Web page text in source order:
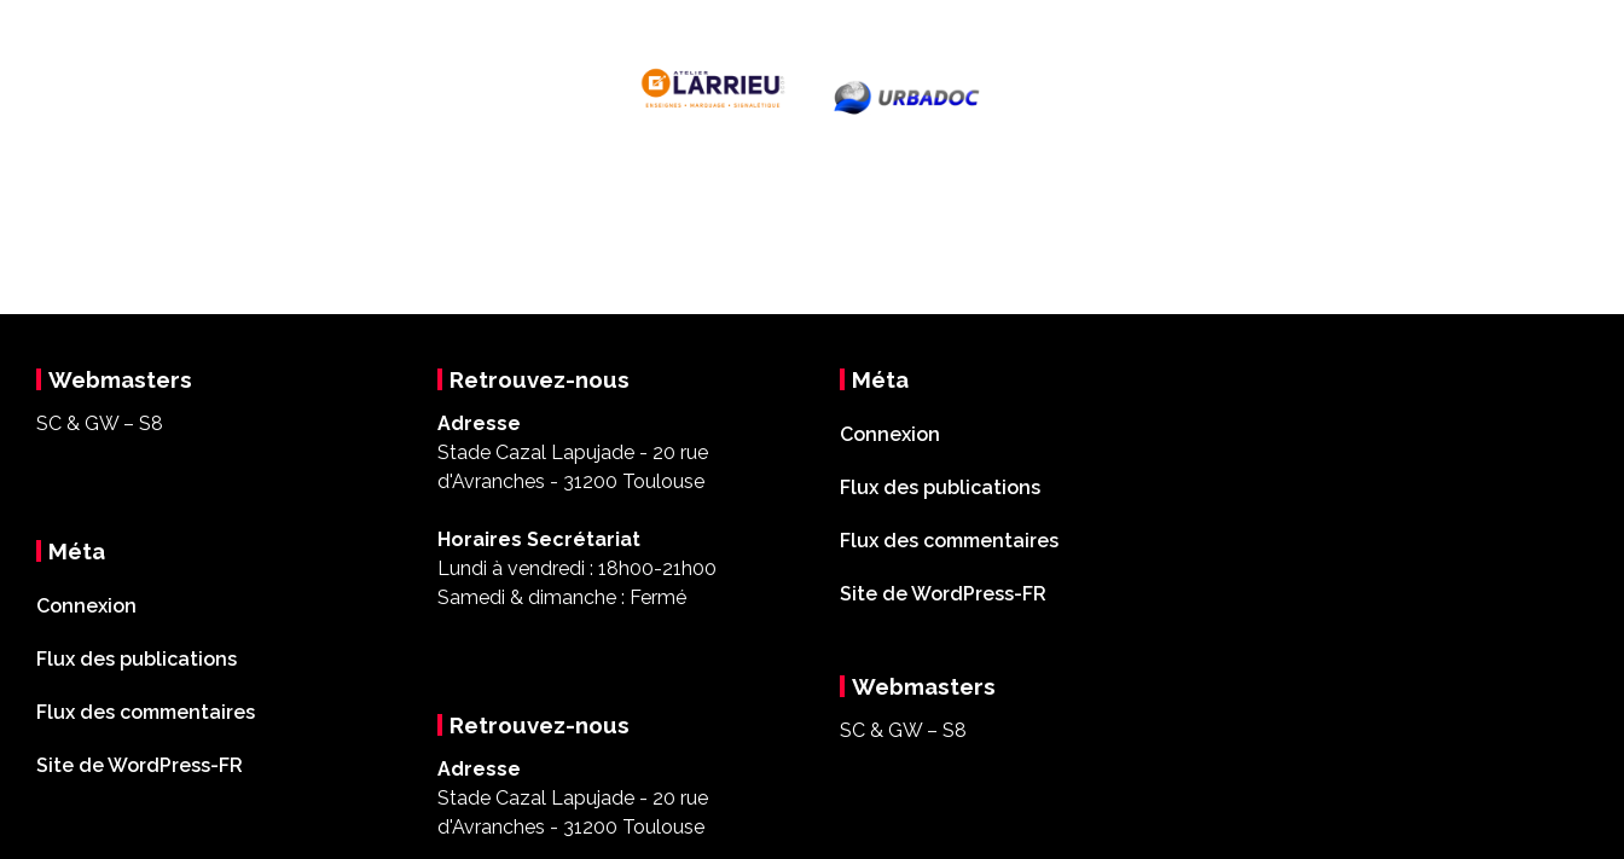
Webmasters
SC & GW – S8
Méta
Connexion
Flux des publications
Flux des commentaires
Site de WordPress-FR
Retrouvez-nous
Adresse
Stade Cazal Lapujade - 20 rue
d'Avranches - 31200 Toulouse
Horaires Secrétariat
Lundi à vendredi : 18h00-21h00
Samedi & dimanche : Fermé
Retrouvez-nous
Adresse
Stade Cazal Lapujade - 20 rue
d'Avranches - 31200 Toulouse
Méta
Connexion
Flux des publications
Flux des commentaires
Site de WordPress-FR
Webmasters
SC & GW – S8